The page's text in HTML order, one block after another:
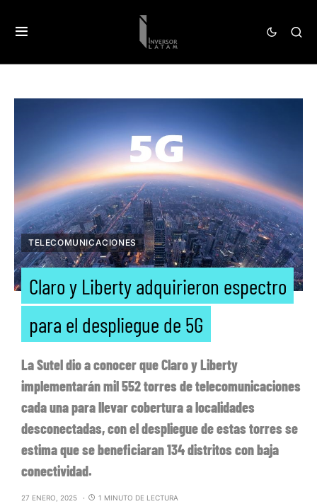
TELECOMUNICACIONES
Claro y Liberty adquirieron espectro
para el despliegue de 5G
La Sutel dio a conocer que Claro y Liberty
implementarán mil 552 torres de telecomunicaciones
cada una para llevar cobertura a localidades
desconectadas, con el despliegue de estas torres se
estima que se beneficiaran 134 distritos con baja
conectividad.
27 ENERO, 2025 1 MINUTO DE LECTURA